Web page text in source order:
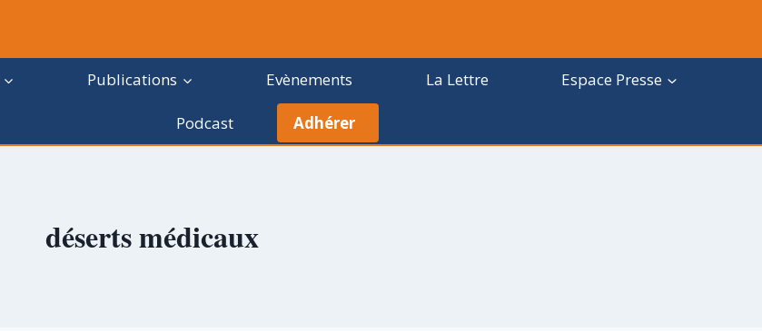
Publications Evènements La Lettre Espace Presse
Podcast Adhérer
déserts médicaux